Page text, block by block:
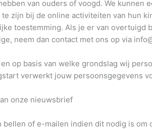
van ouders of voogd. We kunnen
te zijn bij de online activiteiten van hun
toestemming. Als je er van
neem dan contact met ons op via
op basis van welke grondslag wij
verwerkt jouw persoonsgegevens
onze nieuwsbrief
bellen of e-mailen indien dit nodig is